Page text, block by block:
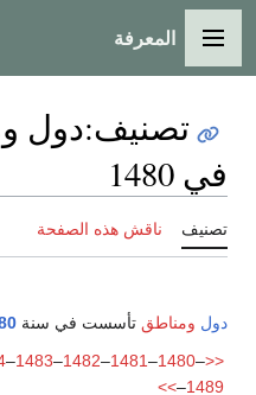
القائمة الرئيسية
المعرفة
تصنيف:دول
في 1480
تصنيف ناقش هذه الصفحة
دول ومناطق تأسست في سنة
<<
–
1480
–
1481
–
1482
–
1483
–
1489
–
>>